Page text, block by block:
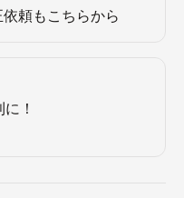
頼もこちらから
！